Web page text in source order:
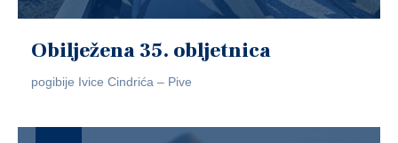
Obilježena 35. obljetnica
pogibije Ivice Cindrića – Pive